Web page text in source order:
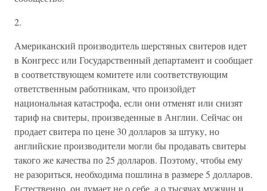
2.
Американский производитель шерстяных свитеров идет
в Конгресс или Государственный департамент и сообщает
в соответствующем комитете или соответствующим
ответственным работникам, что произойдет
национальная катастрофа, если они отменят или снизят
тариф на свитеры, произведенные в Англии. Сейчас он
продает свитера по цене 30 долларов за штуку, но
английские производители могли бы продавать свитеры
такого же качества по 25 долларов. Поэтому, чтобы ему
не разориться, необходима пошлина в размере 5 долларов.
Естественно, он думает не о себе, а о тысячах мужчин и